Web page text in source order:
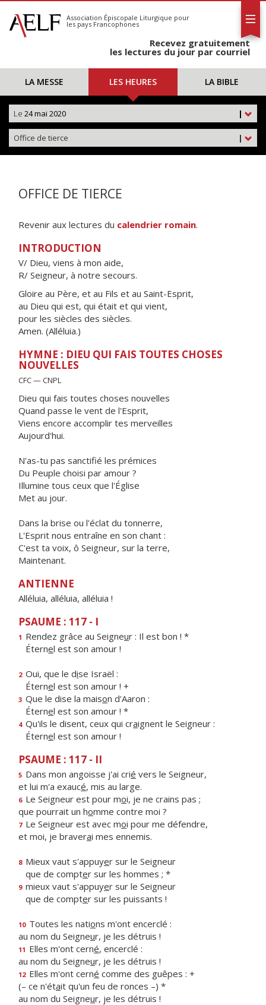
S'abonner
Calendrier
Association Épiscopale Liturgique pour
les pays Francophones
Recevez gratuitement
les lectures du jour par courriel
LA MESSE LES HEURES LA BIBLE
|
Le 24 mai 2020
|
Office de tierce
OFFICE DE TIERCE
Revenir aux lectures du calendrier romain.
INTRODUCTION
V/ Dieu, viens à mon aide,
R/ Seigneur, à notre secours.
Gloire au Père, et au Fils et au Saint-Esprit,
au Dieu qui est, qui était et qui vient,
pour les siècles des siècles.
Amen. (Alléluia.)
HYMNE : DIEU QUI FAIS TOUTES CHOSES
NOUVELLES
CFC — CNPL
Dieu qui fais toutes choses nouvelles
Quand passe le vent de l'Esprit,
Viens encore accomplir tes merveilles
Aujourd'hui.
N'as-tu pas sanctifié les prémices
Du Peuple choisi par amour ?
Illumine tous ceux que l'Église
Met au jour.
Dans la brise ou l'éclat du tonnerre,
L'Esprit nous entraîne en son chant :
C'est ta voix, ô Seigneur, sur la terre,
Maintenant.
ANTIENNE
Alléluia, alléluia, alléluia !
PSAUME : 117 - I
1 Rendez grâce au Seigneur : Il est bon ! *
Éternel est son amour !
2 Oui, que le dise Israël :
Éternel est son amour ! +
3 Que le dise la maison d'Aaron :
Éternel est son amour ! *
4 Qu'ils le disent, ceux qui craignent le Seigneur :
Éternel est son amour !
PSAUME : 117 - II
5 Dans mon angoisse j'ai crié vers le Seigneur,
et lui m'a exaucé, mis au large.
6 Le Seigneur est pour moi, je ne crains pas ;
que pourrait un homme contre moi ?
7 Le Seigneur est avec moi pour me défendre,
et moi, je braverai mes ennemis.
8 Mieux vaut s'appuyer sur le Seigneur
que de compter sur les hommes ; *
9 mieux vaut s'appuyer sur le Seigneur
que de compter sur les puissants !
10 Toutes les nations m'ont encerclé :
au nom du Seigneur, je les détruis !
11 Elles m'ont cerné, encerclé :
au nom du Seigneur, je les détruis !
12 Elles m'ont cerné comme des guêpes : +
(– ce n'était qu'un feu de ronces –) *
au nom du Seigneur, je les détruis !